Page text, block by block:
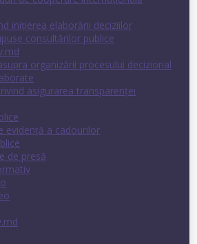
inițierea elaborării deciziilor
consultărilor publice
organizării procesului decizional
asigurarea transparenţei
evidenţă a cadourilor
de presă